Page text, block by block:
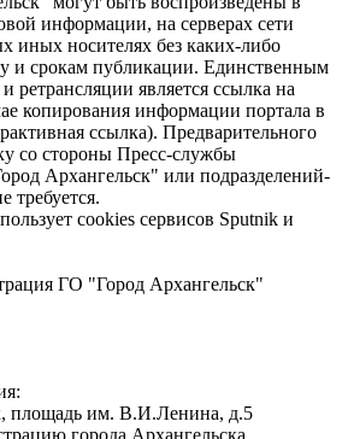
информации, на серверах сети
иных носителях без каких-либо
и срокам публикации. Единственным
ретрансляции является ссылка на
копирования информации портала в
ссылка). Предварительного
со стороны Пресс-службы
Архангельск" или подразделений-
требуется.
cookies сервисов Sputnik и
ГО "Город Архангельск"
площадь им. В.И.Ленина, д.5
города Архангельска.